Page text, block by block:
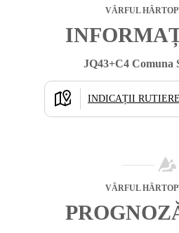
VÂRFUL
JQ43+C4 Comuna
INDICAȚII RUTIERE
VÂRFUL